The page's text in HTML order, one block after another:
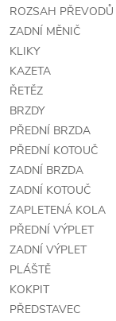
ROZSAH PŘEVODŮ
ZADNÍ MĚNIČ
KLIKY
KAZETA
ŘETĚZ
BRZDY
PŘEDNÍ BRZDA
PŘEDNÍ KOTOUČ
ZADNÍ BRZDA
ZADNÍ KOTOUČ
ZAPLETENÁ KOLA
PŘEDNÍ VÝPLET
ZADNÍ VÝPLET
PLÁŠTĚ
KOKPIT
PŘEDSTAVEC